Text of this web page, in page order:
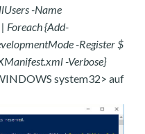
-Name
Foreach {Add-
-Register $
-Verbose}
system32> auf